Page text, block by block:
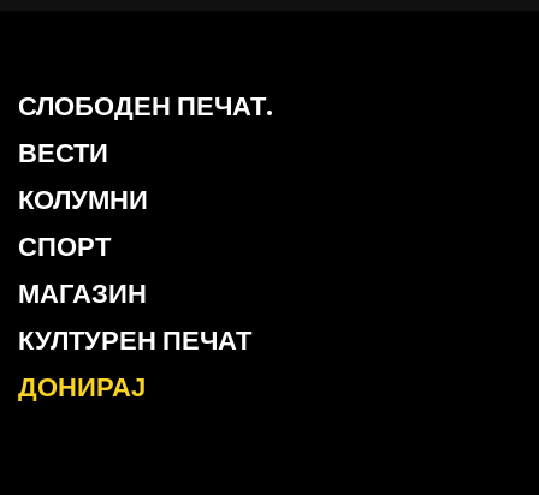
СЛОБОДЕН ПЕЧАТ.
ВЕСТИ
КОЛУМНИ
СПОРТ
МАГАЗИН
КУЛТУРЕН ПЕЧАТ
ДОНИРАЈ